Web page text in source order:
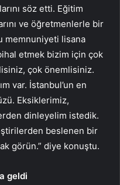
söz etti. Eğitim
ve öğretmenlerle bir
memnuniyeti lisana
etmek bizim için çok
çok önemlisiniz.
var. İstanbul’un en
Eksiklerimiz,
dinleyelim istedik.
beslenen bir
görün.” diye konuştu.
geldi